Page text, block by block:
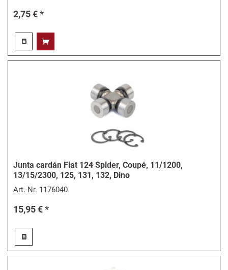
2,75 € *
Junta cardán Fiat 124 Spider, Coupé, 11/1200,
13/15/2300, 125, 131, 132, Dino
Art.-Nr. 1176040
15,95 € *